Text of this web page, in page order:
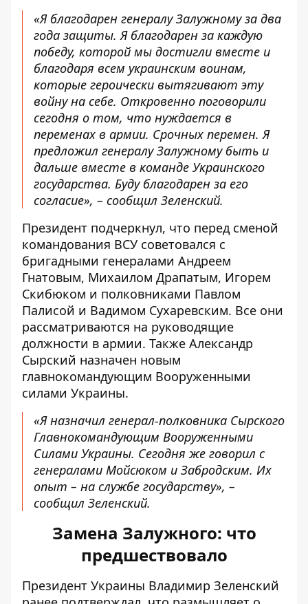
«Я благодарен генералу Залужному за два
года защиты. Я благодарен за каждую
победу, которой мы достигли вместе и
благодаря всем украинским воинам,
которые героически вытягивают эту
войну на себе. Откровенно поговорили
сегодня о том, что нуждается в
переменах в армии. Срочных перемен. Я
предложил генералу Залужному быть и
дальше вместе в команде Украинского
государства. Буду благодарен за его
согласие», – сообщил Зеленский.
Президент подчеркнул, что перед сменой
командования ВСУ советовался с
бригадными генералами Андреем
Гнатовым, Михаилом Драпатым, Игорем
Скибюком и полковниками Павлом
Палисой и Вадимом Сухаревским. Все они
рассматриваются на руководящие
должности в армии. Также Александр
Сырский назначен новым
главнокомандующим Вооруженными
силами Украины.
«Я назначил генерал-полковника Сырского
Главнокомандующим Вооруженными
Силами Украины. Сегодня же говорил с
генералами Мойсюком и Забродским. Их
опыт – на службе государству», –
сообщил Зеленский.
Замена Залужного: что
предшествовало
Президент Украины Владимир Зеленский